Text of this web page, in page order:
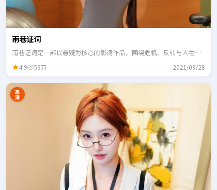
雨巷证词
雨巷证词是一部以悬疑为核心的影视作品，围绕危机、反转与人物成
4.9 53万 2021/09/28
高
清